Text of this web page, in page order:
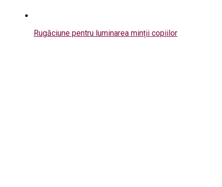
Rugăciune pentru luminarea minții copiilor